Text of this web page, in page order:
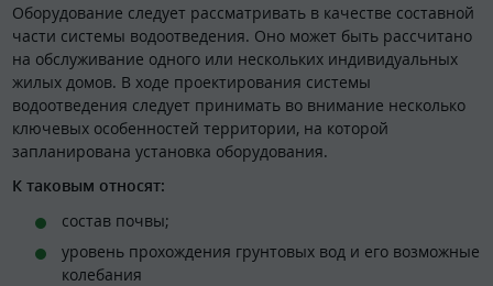
Оборудование следует рассматривать в качестве составной
части системы водоотведения. Оно может быть рассчитано
на обслуживание одного или нескольких индивидуальных
жилых домов. В ходе проектирования системы
водоотведения следует принимать во внимание несколько
ключевых особенностей территории, на которой
запланирована установка оборудования.
К таковым относят:
состав почвы;
уровень прохождения грунтовых вод и его возможные
колебания